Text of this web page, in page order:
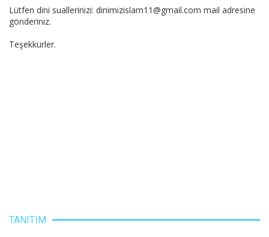
Lütfen dini suallerinizi: dinimizislam11@gmail.com mail adresine
gönderiniz.
Teşekkürler.
TANITIM